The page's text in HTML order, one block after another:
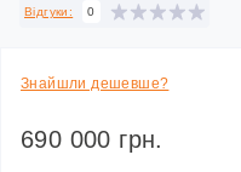
Відгуки: 0
Знайшли дешевше?
690 000 грн.